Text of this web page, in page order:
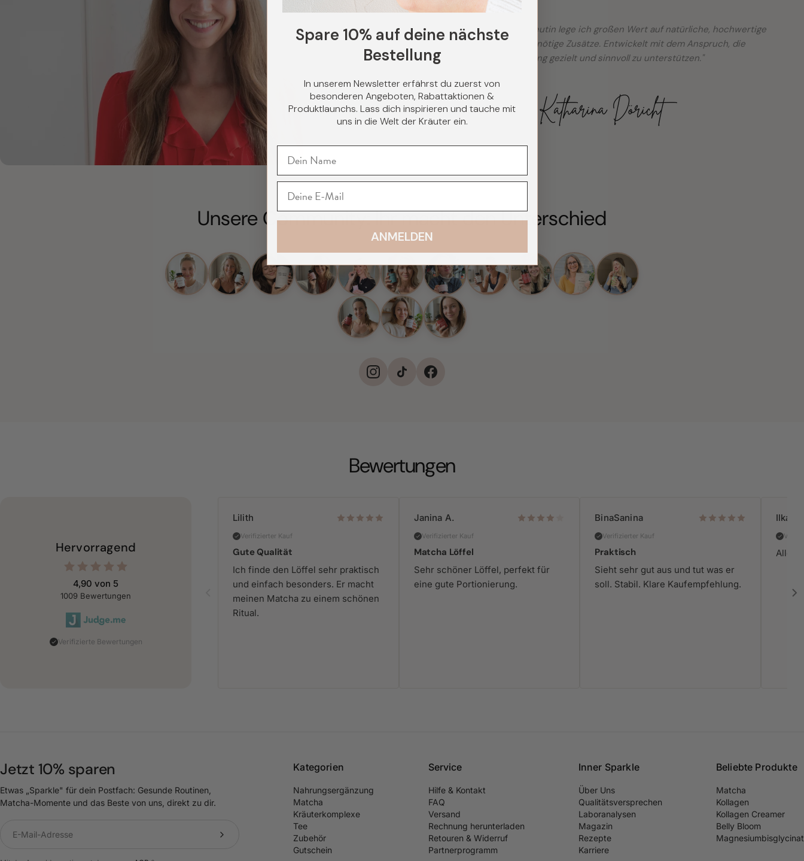
"Als Ernährungstherapeutin lege ich großen Wert auf natürliche, hochwertige
Produkte ohne unnötige Zusätze. Entwickelt mit dem Anspruch, die
Ernährung gezielt und sinnvoll zu unterstützen."
Unsere Community: Ihr macht den Unterschied
reviews.
Bewertungen
Hervorragend
4,90 von 5
1009 Bewertungen
Verifizierte Bewertungen
Lilith
Verifizierter Kauf
Gute Qualität
Ich finde den Löffel sehr praktisch
und einfach besonders. Er macht
meinen Matcha zu einem schönen
Ritual.
Janina A.
Verifizierter Kauf
Matcha Löffel
Sehr schöner Löffel, perfekt für
eine gute Portionierung.
BinaSanina
Verifizierter Kauf
Praktisch
Sieht sehr gut aus und tut was er
soll. Stabil. Klare Kaufempfehlung.
Ilka R.
Alles
Jetzt 10% sparen
Etwas „Sparkle" für dein Postfach: Gesunde Routinen,
Matcha-Momente und das Beste von uns, direkt zu dir.
Kategorien
Nahrungsergänzung
Matcha
Kräuterkomplexe
Tee
Zubehör
Gutschein
Service
Hilfe & Kontakt
FAQ
Versand
Rechnung herunterladen
Retouren & Widerruf
Partnerprogramm
Inner Sparkle
Über Uns
Qualitätsversprechen
Laboranalysen
Magazin
Rezepte
Karriere
Beliebte Produkte
Matcha
Kollagen
Kollagen Creamer
Belly Bloom
Magnesiumbisglycinat
Spare 10% auf deine nächste
Bestellung
In unserem Newsletter erfährst du zuerst von
besonderen Angeboten, Rabattaktionen &
Produktlaunchs. Lass dich inspirieren und tauche mit
uns in die Welt der Kräuter ein.
ANMELDEN